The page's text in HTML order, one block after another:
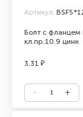
Болт с фланцем
кл.пр.10.9 цинк
Артикул:
3.31 ₽